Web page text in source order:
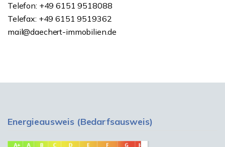
Telefon: +49 6151 9518088
Telefax: +49 6151 9519362
mail@daechert-immobilien.de
Energieausweis (Bedarfsausweis)